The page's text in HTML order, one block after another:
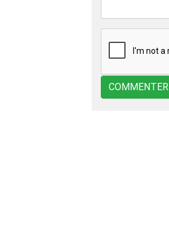
COMMENTER